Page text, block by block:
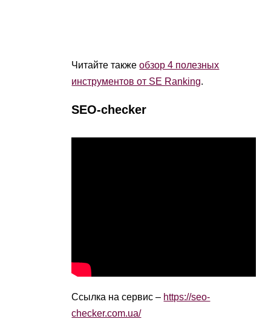
Читайте такжеобзор 4 полезных
инструментов от SE Ranking.
SEO-checker
Ссылка на сервис – https://seo-
checker.com.ua/